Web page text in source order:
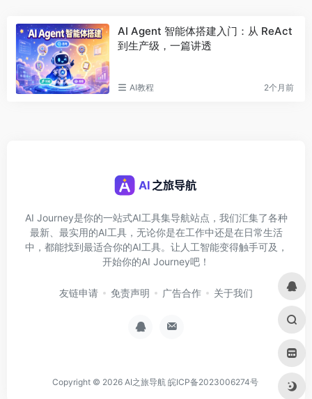
AI Agent 智能体搭建入门：从 ReAct
到生产级，一篇讲透
AI教程 2个月前
AI Journey是你的一站式AI工具集导航站点，我们汇集了各种
最新、最实用的AI工具，无论你是在工作中还是在日常生活
中，都能找到最适合你的AI工具。让人工智能变得触手可及，
开始你的AI Journey吧！
友链申请 免责声明 广告合作 关于我们
Copyright © 2026 AI之旅导航 皖ICP备2023006274号